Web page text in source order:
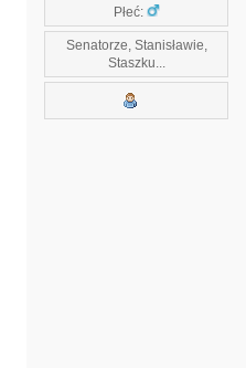
Płeć:
Senatorze, Stanisławie,
Staszku...